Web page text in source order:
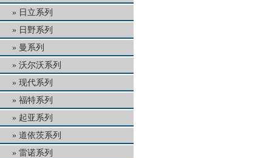
日立系列
日野系列
曼系列
沃尔沃系列
现代系列
福特系列
起亚系列
道依茨系列
雷诺系列